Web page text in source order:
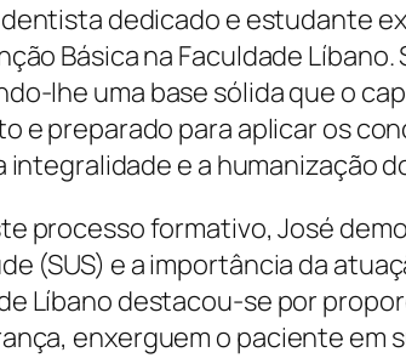
dedicado e estudante
Básica na Faculdade
lhe uma base sólida que o
e preparado para aplicar os
integralidade e a humanização
processo formativo, José
(SUS) e a importância da
Líbano destacou-se por
enxerguem o paciente